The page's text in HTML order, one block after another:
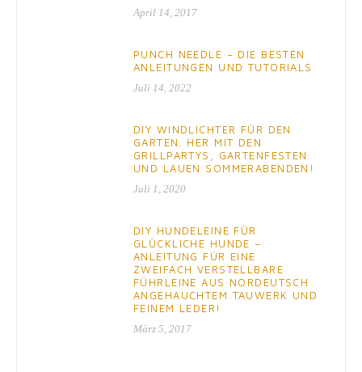
April 14, 2017
PUNCH NEEDLE – DIE BESTEN
ANLEITUNGEN UND TUTORIALS
Juli 14, 2022
DIY WINDLICHTER FÜR DEN
GARTEN. HER MIT DEN
GRILLPARTYS, GARTENFESTEN
UND LAUEN SOMMERABENDEN!
Juli 1, 2020
DIY HUNDELEINE FÜR
GLÜCKLICHE HUNDE –
ANLEITUNG FÜR EINE
ZWEIFACH VERSTELLBARE
FÜHRLEINE AUS NORDEUTSCH
ANGEHAUCHTEM TAUWERK UND
FEINEM LEDER!
März 5, 2017